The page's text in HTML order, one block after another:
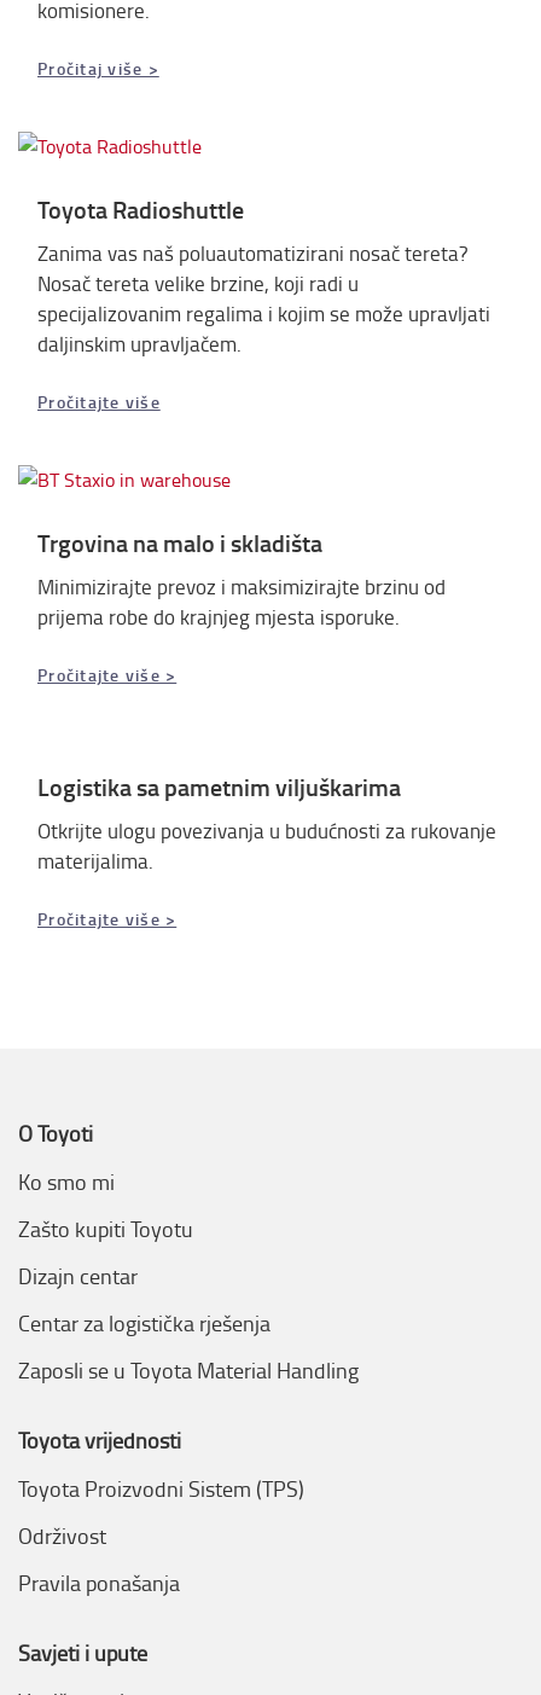
komisionere.
Pročitaj više >
Toyota Radioshuttle
Zanima vas naš poluautomatizirani nosač tereta?
Nosač tereta velike brzine, koji radi u
specijalizovanim regalima i kojim se može upravljati
daljinskim upravljačem.
Pročitajte više
Trgovina na malo i skladišta
Minimizirajte prevoz i maksimizirajte brzinu od
prijema robe do krajnjeg mjesta isporuke.
Pročitajte više >
Logistika sa pametnim viljuškarima
Otkrijte ulogu povezivanja u budućnosti za rukovanje
materijalima.
Pročitajte više >
O Toyoti
Ko smo mi
Zašto kupiti Toyotu
Dizajn centar
Centar za logistička rješenja
Zaposli se u Toyota Material Handling
Toyota vrijednosti
Toyota Proizvodni Sistem (TPS)
Održivost
Pravila ponašanja
Savjeti i upute